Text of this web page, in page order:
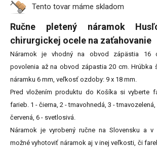
Tento tovar máme skladom
Ručne pletený náramok
chirurgickej ocele na zaťahovanie
Náramok je vhodný na obvod zápästia 16
povolenia až na obvod zápastia 20 cm. Hrúbka
náramku 6 mm, veľkosť ozdoby: 9 x 18 mm.
Pred vložením produktu do Košíka si vyberte
farieb. 1 - čierna, 2 - tmavohnedá, 3 -
červená, 6 - svetlosivá.
Náramok je vyrobený ručne na Slovensku a
možné vyhotoviť náramok aj v inej veľkosti, či